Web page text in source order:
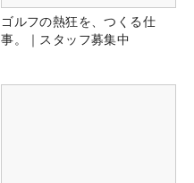
ゴルフの熱狂を、つくる仕
事。｜スタッフ募集中